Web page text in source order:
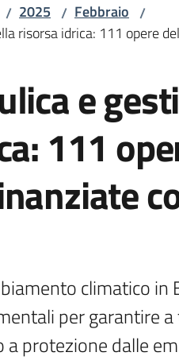
/ 2025 / Febbraio /
risorsa idrica: 111 opere
e
111
climatico in
per garantire a
protezione dalle